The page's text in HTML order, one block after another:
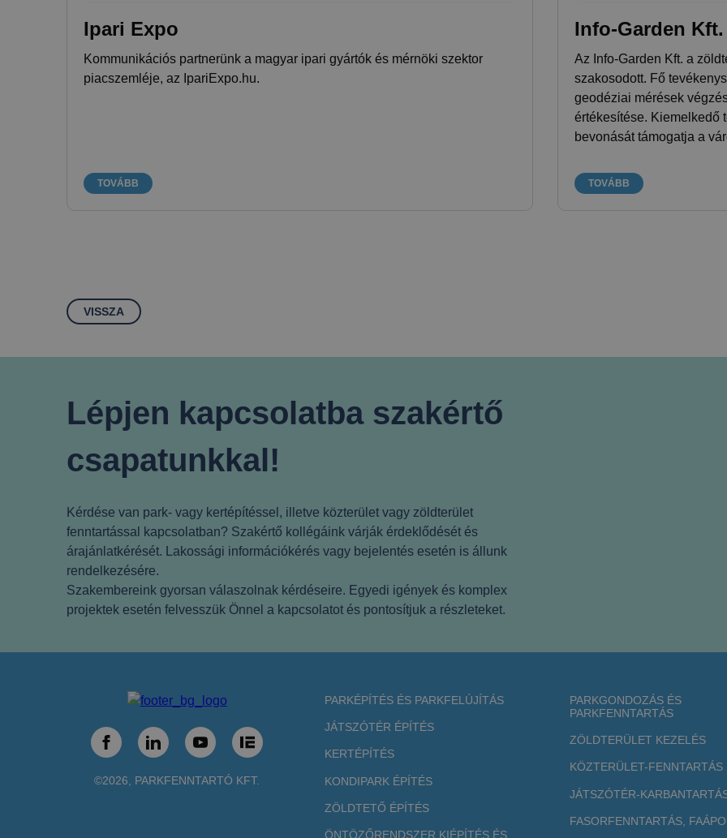
Ipari Expo
Kommunikációs partnerünk a magyar ipari gyártók és mérnöki szektor
piacszemléje, az IpariExpo.hu.
TOVÁBB
Info-Garden Kft.
Az Info-Garden Kft. a
szakosodott. Fő
geodéziai mérések
értékesítése. Kiemelkedő
bevonását támogatja a
TOVÁBB
VISSZA
Lépjen kapcsolatba szakértő
csapatunkkal!
Kérdése van park- vagy kertépítéssel, illetve közterület vagy zöldterület
fenntartással kapcsolatban? Szakértő kollégáink várják érdeklődését és
árajánlatkérését. Lakossági információkérés vagy bejelentés esetén is állunk
rendelkezésére.
Szakembereink gyorsan válaszolnak kérdéseire. Egyedi igények és komplex
projektek esetén felvesszük Önnel a kapcsolatot és pontosítjuk a részleteket.
©2026, PARKFENNTARTÓ KFT.
PARKÉPÍTÉS ÉS PARKFELÚJÍTÁS
JÁTSZÓTÉR ÉPÍTÉS
KERTÉPÍTÉS
KONDIPARK ÉPÍTÉS
ZÖLDTETŐ ÉPÍTÉS
ÖNTÖZŐRENDSZER KIÉPÍTÉS ÉS
PARKGONDOZÁS ÉS
PARKFENNTARTÁS
ZÖLDTERÜLET KEZELÉS
KÖZTERÜLET-FENNTARTÁS
JÁTSZÓTÉR-
FASORFENNTARTÁS,